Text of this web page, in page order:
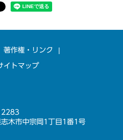
著作権・リンク
イトマップ
木市中宗岡1丁目1番1号